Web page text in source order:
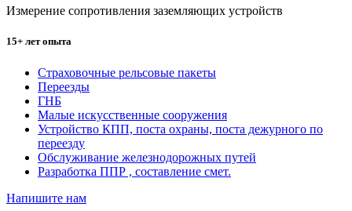
Измерение сопротивления заземляющих устройств
15+ лет опыта
Страховочные рельсовые пакеты
Переезды
ГНБ
Малые искусственные сооружения
Устройство КПП, поста охраны, поста дежурного по
переезду
Обслуживание железнодорожных путей
Разработка ППР , составление смет.
Напишите нам